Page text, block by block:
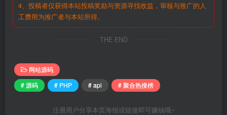
4、投稿者仅获得本站投稿奖励与资源寻找收益，审核与推广的人
工费用为推广者与本站所得。
THE END
网站源码
# 源码
# PHP # api # 聚合热搜榜
注册用户分享本页海报或链接即可赚钱哦~